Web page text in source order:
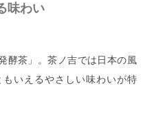
味わい
酵茶」。茶ノ吉では日本の風
いえるやさしい味わいが特